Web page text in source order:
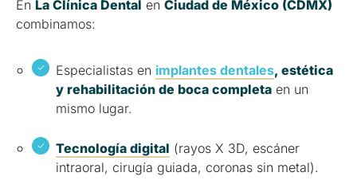
En La Clínica Dental en Ciudad de México (CDMX)
combinamos:
Especialistas en implantes dentales, estética
y rehabilitación de boca completa en un
mismo lugar.
Tecnología digital (rayos X 3D, escáner
intraoral, cirugía guiada, coronas sin metal).